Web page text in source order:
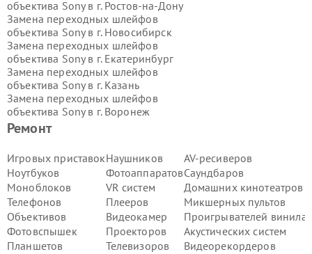
Ремонт
Игровых приставок
Ноутбуков
Моноблоков
Телефонов
Объективов
Фотовспышек
Планшетов
Наушников
Фотоаппаратов
VR систем
Плееров
Видеокамер
Проекторов
Телевизоров
AV-ресиверов
Саундбаров
Домашних кинотеатров
Микшерных пультов
Проигрывателей винила
Акустических систем
Видеорекордеров
объектива Sony в г. Ростов-на-Дону
Замена переходных шлейфов
объектива Sony в г. Новосибирск
Замена переходных шлейфов
объектива Sony в г. Екатеринбург
Замена переходных шлейфов
объектива Sony в г. Казань
Замена переходных шлейфов
объектива Sony в г. Воронеж
Замена переходных шлейфов
объектива Sony в г.
объектива Sony в г.Самара
Замена переходных шлейфов
объектива Sony в г.
Пермь
Замена переходных шлейфов
объектива Sony в г.
Красноярск
Замена переходных шлейфов
объектива Sony в г. Ижевск